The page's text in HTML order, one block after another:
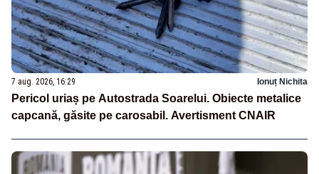
7 aug. 2026, 16:29 Ionuț Nichita
Pericol uriaș pe Autostrada Soarelui. Obiecte metalice
capcană, găsite pe carosabil. Avertisment CNAIR